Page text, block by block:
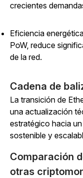
crecientes
Eficiencia
PoW, reduce
de la red.
Cadena de
La transición de
una actualización
estratégico hacia
sostenible y
Comparación
otras